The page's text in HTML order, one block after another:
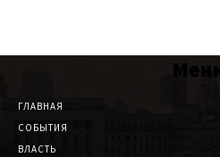
ГЛАВНАЯ
СОБЫТИЯ
ВЛАСТЬ